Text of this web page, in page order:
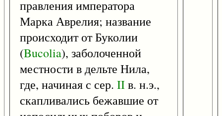
правления императора
Марка Аврелия; название
происходит от Буколии
(Bucolia), заболоченной
местности в дельте Нила,
где, начиная с сер. IIв. н.э.,
скапливались бежавшие от